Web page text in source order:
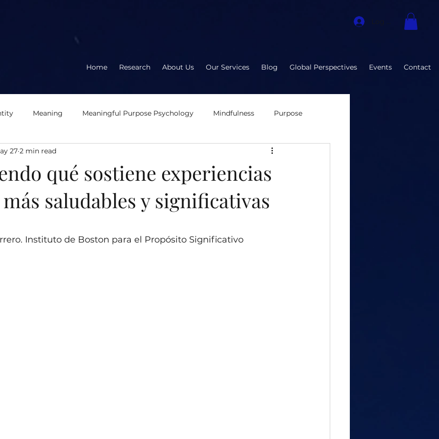
Log In
Home Research About Us Our Services Blog Global Perspectives Events Contact
Meaning Meaningful Purpose Psychology Mindfulness Purpose
About the book
Logotherapy OD2.0 Second Wave Organization Developmen
qué sostiene experiencias
saludables y significativas
27 2 min read
stars.
Instituto de Boston para el Propósito Significativo